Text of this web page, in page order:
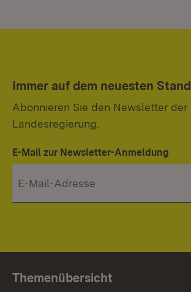
Immer auf dem neuesten Stand
Abonnieren Sie den Newsletter der
Landesregierung.
E-Mail zur Newsletter-Anmeldung
Themenübersicht